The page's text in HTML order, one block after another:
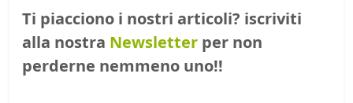
Ti piacciono i nostri articoli? iscriviti
alla nostra Newsletter per non
perderne nemmeno uno!!